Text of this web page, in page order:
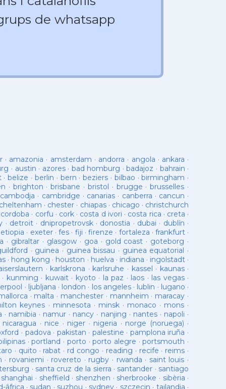
de whatsapp
· amazonia · amsterdam · andorra · angola · ankara ·
· austin · azores· bad homburg ·badajoz · bahrain ·
·belize · berlin · bern ·beziers · bilbao ·birmingham ·
· brighton ·brisbane · bristol · brugge ·brusselles ·
cambodja · cambridge · canarias · canberra · cancun ·
cheltenham · chester · chiapas· chicago · christchurch
cordoba · corfu · cork · costa d ivori · costa rica · creta ·
· detroit· dnipropetrovsk· donostia · dubai · dublín ·
etiopia · exeter· fes · fiji · firenze · fortaleza · frankfurt ·
· gibraltar · glasgow· goa · gold coast · goteborg ·
· guinea · guinea bissau · guinea equatorial ·
· hong kong · houston · huelva · indiana · ingolstadt·
· karlskrona · karlsruhe · kassel · kaunas·
kunming · kuwait· kyoto · la paz · laos · las vegas·
· ljubljana · london · los angeles· lublin · lugano ·
· malta · manchester · mannheim · maracay ·
keynes · minnesota · minsk· monaco · mons ·
· namibia · namur · nancy · nanjing · nantes· napoli ·
nicaragua · nice · niger · nigeria · norge (noruega) ·
· padova · pakistan · palestine · pamplona iruña ·
·portland · porto ·porto alegre ·portsmouth ·
· quito · rabat · rd congo · reading · recife · reims ·
· rovaniemi · rovereto · rugby · rwanda · saint louis ·
· santa cruz de la sierra · santander · santiago
shanghai · sheffield · shenzhen · sherbrooke · sibèria ·
âfrica · sudan · suzhou · sydney · szczecin · tailandia ·